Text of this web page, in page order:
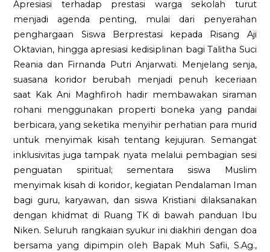
Apresiasi terhadap prestasi warga sekolah turut
menjadi agenda penting, mulai dari penyerahan
penghargaan Siswa Berprestasi kepada Risang Aji
Oktavian, hingga apresiasi kedisiplinan bagi Talitha Suci
Reania dan Firnanda Putri Anjarwati. Menjelang senja,
suasana koridor berubah menjadi penuh keceriaan
saat Kak Ani Maghfiroh hadir membawakan siraman
rohani menggunakan properti boneka yang pandai
berbicara, yang seketika menyihir perhatian para murid
untuk menyimak kisah tentang kejujuran. Semangat
inklusivitas juga tampak nyata melalui pembagian sesi
penguatan spiritual; sementara siswa Muslim
menyimak kisah di koridor, kegiatan Pendalaman Iman
bagi guru, karyawan, dan siswa Kristiani dilaksanakan
dengan khidmat di Ruang TK di bawah panduan Ibu
Niken. Seluruh rangkaian syukur ini diakhiri dengan doa
bersama yang dipimpin oleh Bapak Muh Safii, S.Ag.,